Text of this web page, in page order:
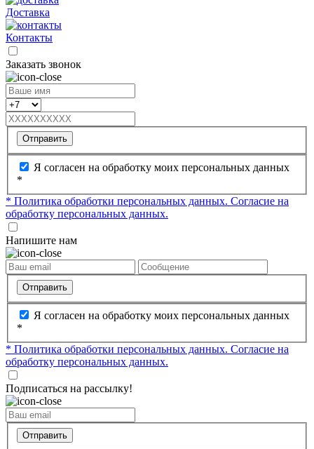
Доставка
Контакты
Заказать звонок
Отправить
Я согласен на обработку моих персональных данных
*
* Политика обработки персональных данных. Согласие на
обработку персональных данных.
Напишите нам
Отправить
Я согласен на обработку моих персональных данных
*
* Политика обработки персональных данных. Согласие на
обработку персональных данных.
Подписаться на рассылку!
Отправить